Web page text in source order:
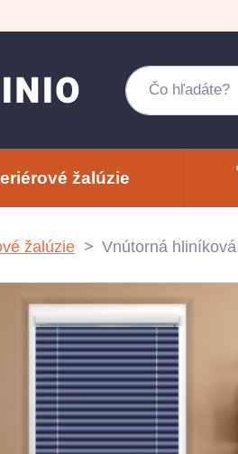
žalúzie
žalúzie Vnútorná